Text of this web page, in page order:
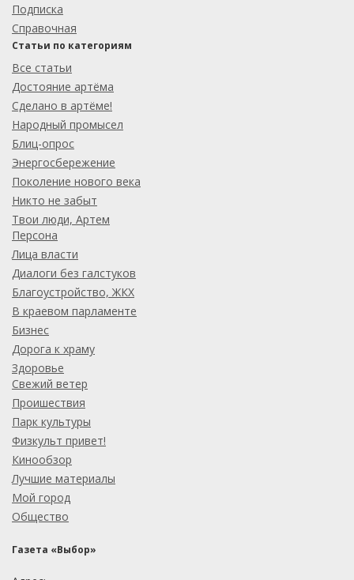
Подписка
Справочная
Статьи по категориям
Все статьи
Достояние артёма
Сделано в артёме!
Народный промысел
Блиц-опрос
Энергосбережение
Поколение нового века
Никто не забыт
Твои люди, Артем
Персона
Лица власти
Диалоги без галстуков
Благоустройство, ЖКХ
В краевом парламенте
Бизнес
Дорога к храму
Здоровье
Свежий ветер
Проишествия
Парк культуры
Физкульт привет!
Кинообзор
Лучшие материалы
Мой город
Общество
Газета «Выбор»